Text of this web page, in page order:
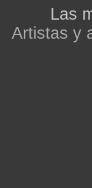
Las
Artistas y